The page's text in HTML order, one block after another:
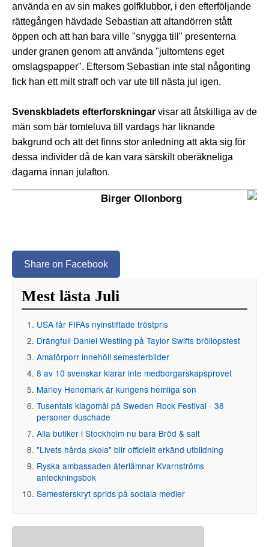
använda en av sin makes golfklubbor, i den efterföljande
rättegången hävdade Sebastian att altandörren stått
öppen och att han bara ville "snygga till" presenterna
under granen genom att använda "jultomtens eget
omslagspapper". Eftersom Sebastian inte stal någonting
fick han ett milt straff och var ute till nästa jul igen.
Svenskbladets efterforskningar visar att åtskilliga av de
män som bär tomteluva till vardags har liknande
bakgrund och att det finns stor anledning att akta sig för
dessa individer då de kan vara särskilt oberäkneliga
dagarna innan julafton.
Birger Ollonborg
Share on Facebook
Mest lästa Juli
USA får FIFAs nyinstiftade tröstpris
Drängfull Daniel Westling på Taylor Swifts bröllopsfest
Amatörporr innehöll semesterbilder
8 av 10 svenskar klarar inte medborgarskapsprovet
Marley Henemark är kungens hemliga son
Tusentals klagomål på Sweden Rock Festival - 38
personer duschade
Alla butiker i Stockholm nu bara Bröd & salt
"Livets hårda skola" blir officiellt erkänd utbildning
Ryska ambassaden återlämnar Kvarnströms
anteckningsbok
Semesterskryt sprids på sociala medier